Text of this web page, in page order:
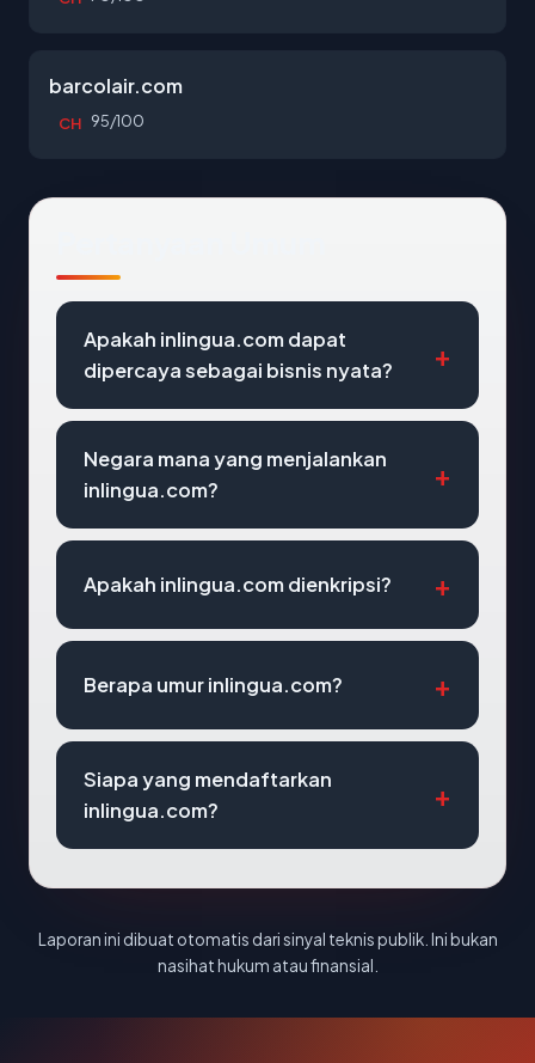
barcolair.com
CH 95/100
Apakah inlingua.com dapat
dipercaya sebagai bisnis nyata?
Negara mana yang menjalankan
inlingua.com?
Apakah inlingua.com dienkripsi?
Berapa umur inlingua.com?
Siapa yang mendaftarkan
inlingua.com?
Laporan ini dibuat otomatis dari sinyal teknis publik. Ini bukan
nasihat hukum atau finansial.